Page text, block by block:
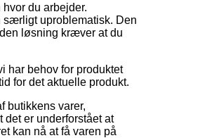
du arbejder.
særligt uproblematisk. Den
løsning kræver at du
har behov for produktet
for det aktuelle produkt.
butikkens varer,
er underforstået at
kan nå at få varen på